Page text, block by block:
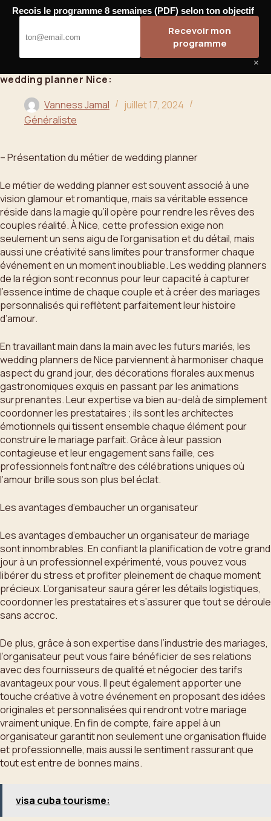
Passer
contenu
Bahoo
wedding planner Nice:
Vanness Jamal
juillet 17, 2024
Généraliste
– Présentation du métier de wedding planner
Le métier de wedding planner est souvent associé à une
vision glamour et romantique, mais sa véritable essence
réside dans la magie qu’il opère pour rendre les rêves des
couples réalité. À Nice, cette profession exige non
seulement un sens aigu de l’organisation et du détail, mais
aussi une créativité sans limites pour transformer chaque
événement en un moment inoubliable. Les wedding planners
de la région sont reconnus pour leur capacité à capturer
l’essence intime de chaque couple et à créer des mariages
personnalisés qui reflètent parfaitement leur histoire
d’amour.
En travaillant main dans la main avec les futurs mariés, les
wedding planners de Nice parviennent à harmoniser chaque
aspect du grand jour, des décorations florales aux menus
gastronomiques exquis en passant par les animations
surprenantes. Leur expertise va bien au-delà de simplement
coordonner les prestataires ; ils sont les architectes
émotionnels qui tissent ensemble chaque élément pour
construire le mariage parfait. Grâce à leur passion
contagieuse et leur engagement sans faille, ces
professionnels font naître des célébrations uniques où
l’amour brille sous son plus bel éclat.
Les avantages d’embaucher un organisateur
Les avantages d’embaucher un organisateur de mariage
sont innombrables. En confiant la planification de votre grand
jour à un professionnel expérimenté, vous pouvez vous
libérer du stress et profiter pleinement de chaque moment
précieux. L’organisateur saura gérer les détails logistiques,
coordonner les prestataires et s’assurer que tout se déroule
sans accroc.
De plus, grâce à son expertise dans l’industrie des mariages,
l’organisateur peut vous faire bénéficier de ses relations
avec des fournisseurs de qualité et négocier des tarifs
avantageux pour vous. Il peut également apporter une
touche créative à votre événement en proposant des idées
originales et personnalisées qui rendront votre mariage
vraiment unique. En fin de compte, faire appel à un
organisateur garantit non seulement une organisation fluide
et professionnelle, mais aussi le sentiment rassurant que
tout est entre de bonnes mains.
visa cuba tourisme:
Recois le programme 8 semaines (PDF) selon ton objectif
Recevoir mon
programme
×